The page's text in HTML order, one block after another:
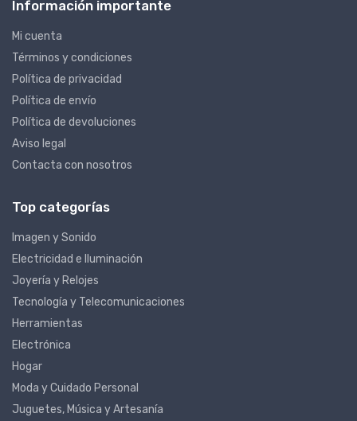
Información importante
Mi cuenta
Términos y condiciones
Política de privacidad
Política de envío
Política de devoluciones
Aviso legal
Contacta con nosotros
Top categorías
Imagen y Sonido
Electricidad e Iluminación
Joyería y Relojes
Tecnología y Telecomunicaciones
Herramientas
Electrónica
Hogar
Moda y Cuidado Personal
Juguetes, Música y Artesanía